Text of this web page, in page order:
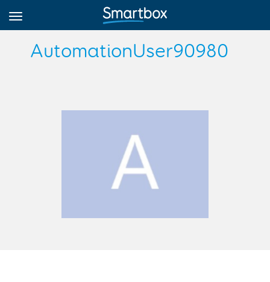
Registrieren
AutomationUser90980